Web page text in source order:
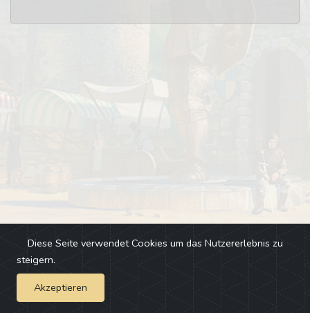
Impressum - Changelog
Diese Seite verwendet Cookies um das Nutzererlebnis zu
steigern.
Akzeptieren